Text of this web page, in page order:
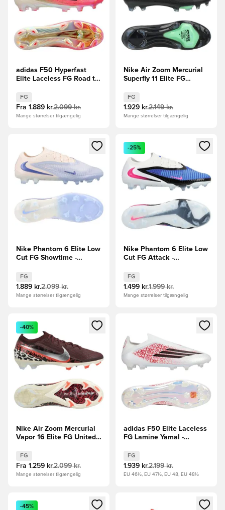
adidas F50 Hyperfast
Elite Laceless FG Road to
FG
Fra 1.889 kr.2.099 kr.
Mange størrelser tilgængelig
Nike Air Zoom Mercurial
Superfly 11 Elite FG
FG
1.929 kr.2.149 kr.
Mange størrelser tilgængelig
Åbner en Modal til at logge ind eller tilmelde dig som
Nike Phantom 6 Elite Low
Cut FG Showtime -
FG
1.889 kr.2.099 kr.
Mange størrelser tilgængelig
Åbner en Modal til at logge
-25%
Nike Phantom 6 Elite Low
Cut FG Attack -
FG
1.499 kr.1.999 kr.
Mange størrelser tilgængelig
Åbner en Modal til at logge ind eller tilmelde dig som
-40%
Nike Air Zoom Mercurial
Vapor 16 Elite FG United -
FG
Fra 1.259 kr.2.099 kr.
Mange størrelser tilgængelig
Åbner en Modal til at logge
adidas F50 Elite Laceless
FG Lamine Yamal -
FG
1.939 kr.2.199 kr.
EU 46½, EU 47½, EU 48, EU 48½
Åbner en Modal til at logge ind eller tilmelde dig som
-45%
Åbner en Modal til at logge